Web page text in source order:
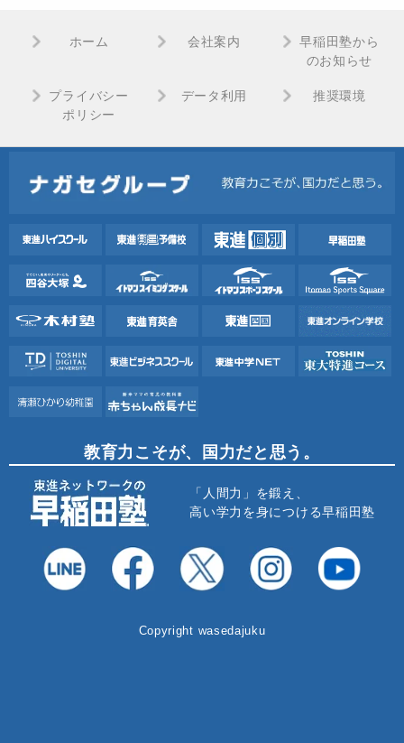
ホーム 会社案内
早稲田塾から
のお知らせ
プライバシー
ポリシー
データ利用 推奨環境
教育力こそが、国力だと思う。
「人間力」を鍛え、
高い学力を身につける早稲田塾
Copyright wasedajuku